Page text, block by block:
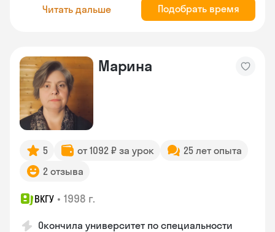
Читать дальше Подобрать время
Марина
5 от 1092 ₽ за урок
25 лет опыта
2 отзыва
ВКГУ • 1998 г.
Окончила университет по специальности